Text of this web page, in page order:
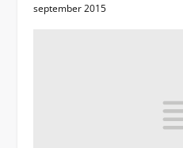
september 2015